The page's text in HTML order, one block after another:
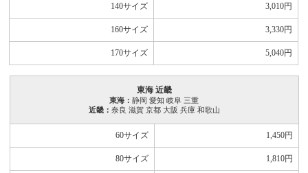
140サイズ 3,010円
160サイズ 3,330円
170サイズ 5,040円
東海 近畿
東海： 静岡 愛知 岐阜 三重
近畿： 奈良 滋賀 京都 大阪 兵庫 和歌山
60サイズ 1,450円
80サイズ 1,810円